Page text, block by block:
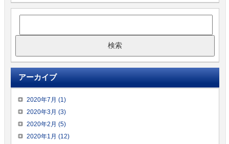
アーカイブ
2020年7月 (1)
2020年3月 (3)
2020年2月 (5)
2020年1月 (12)